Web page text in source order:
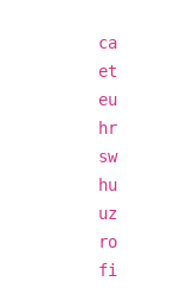
ca
et
eu
hr
sw
hu
uz
ro
fi